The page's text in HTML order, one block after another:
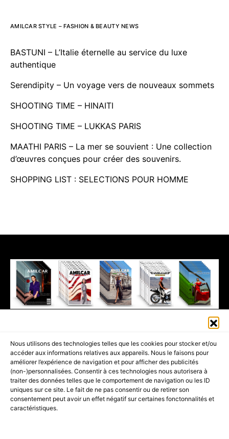
Nous utilisons des technologies telles que les cookies pour stocker et/ou
accéder aux informations relatives aux appareils. Nous le faisons pour
améliorer l’expérience de navigation et pour afficher des publicités
(non-)personnalisées. Consentir à ces technologies nous autorisera à
traiter des données telles que le comportement de navigation ou les ID
uniques sur ce site. Le fait de ne pas consentir ou de retirer son
consentement peut avoir un effet négatif sur certaines fonctonnalités et
caractéristiques.
AMILCAR STYLE – FASHION & BEAUTY NEWS
BASTUNI – L’Italie éternelle au service du luxe
authentique
Serendipity – Un voyage vers de nouveaux sommets
SHOOTING TIME – HINAITI
SHOOTING TIME – LUKKAS PARIS
MAATHI PARIS – La mer se souvient : Une collection
d’œuvres conçues pour créer des souvenirs.
SHOPPING LIST : SELECTIONS POUR HOMME
PART OF THEAMILCAR MAGAZINE GROUP.EDITOR - ADVERTISING
AGENCE MEDIANE.
ACCUEIL BEST OF LUXE
35 MAGAZINES
SHOPPING & CONCIERGERIE
Voyages Contact